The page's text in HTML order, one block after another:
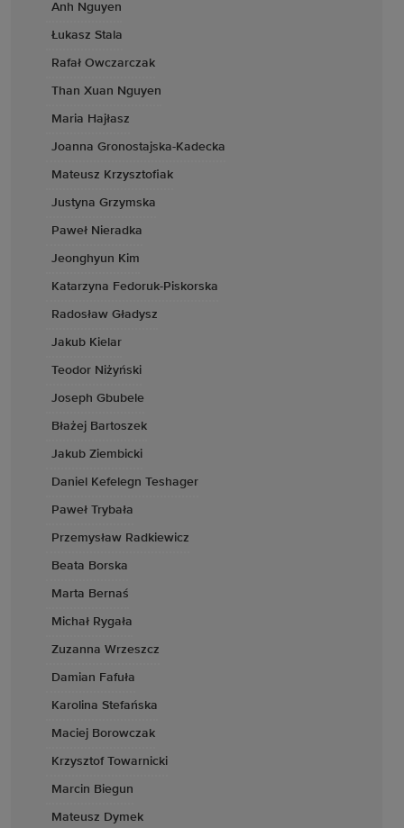
Anh Nguyen
Łukasz Stala
Rafał Owczarczak
Than Xuan Nguyen
Maria Hajłasz
Joanna Gronostajska-Kadecka
Mateusz Krzysztofiak
Justyna Grzymska
Paweł Nieradka
Jeonghyun Kim
Katarzyna Fedoruk-Piskorska
Radosław Gładysz
Jakub Kielar
Teodor Niżyński
Joseph Gbubele
Błażej Bartoszek
Jakub Ziembicki
Daniel Kefelegn Teshager
Paweł Trybała
Przemysław Radkiewicz
Beata Borska
Marta Bernaś
Michał Rygała
Zuzanna Wrzeszcz
Damian Fafuła
Karolina Stefańska
Maciej Borowczak
Krzysztof Towarnicki
Marcin Biegun
Mateusz Dymek